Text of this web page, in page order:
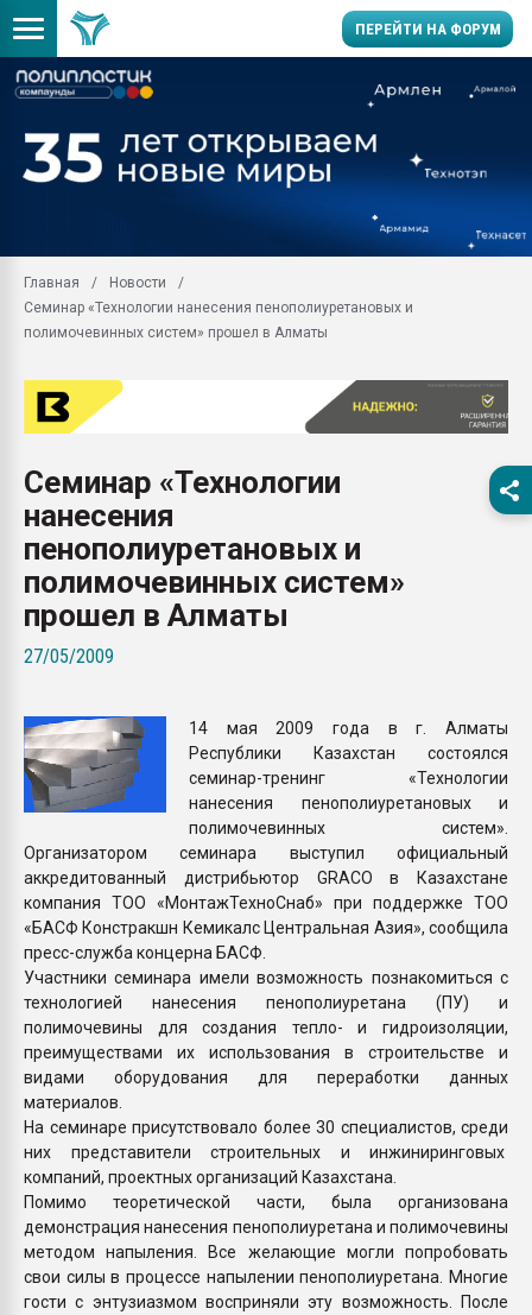
ПЕРЕЙТИ НА ФОРУМ
производство SPC
заводу пластмасс"
28.07.2026
первый план в
28.07.2026
ситуацией на
бутылок
Главная
Новости
Семинар «Технологии нанесения пенополиуретановых и
полимочевинных систем» прошел в Алматы
Семинар «Технологии
нанесения
пенополиуретановых и
полимочевинных систем»
прошел в Алматы
27/05/2009
14 мая 2009 года в г. Алматы
Республики Казахстан состоялся
семинар-тренинг «Технологии
нанесения пенополиуретановых и
полимочевинных систем».
Организатором семинара выступил официальный
аккредитованный дистрибьютор GRACO в Казахстане
компания ТОО «МонтажТехноСнаб» при поддержке ТОО
«БАСФ Констракшн Кемикалс Центральная Азия», сообщила
пресс-служба концерна БАСФ.
Участники семинара имели возможность познакомиться с
технологией нанесения пенополиуретана (ПУ) и
полимочевины для создания тепло- и гидроизоляции,
преимуществами их использования в строительстве и
видами оборудования для переработки данных
материалов.
На семинаре присутствовало более 30 специалистов, среди
них представители строительных и инжиниринговых
компаний, проектных организаций Казахстана.
Помимо теоретической части, была организована
демонстрация нанесения пенополиуретана и полимочевины
методом напыления. Все желающие могли попробовать
свои силы в процессе напылении пенополиуретана. Многие
гости с энтузиазмом восприняли эту возможность. После